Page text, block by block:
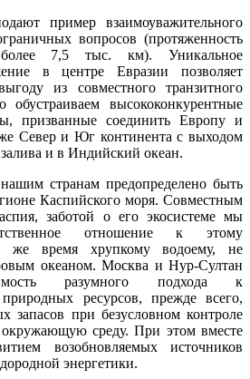
пример взаимоуважительного
вопросов (протяженность
7,5 тыс. км). Уникальное
в центре Евразии позволяет
из совместного транзитного
обустраиваем высококонкурентные
призванные соединить Европу и
Север и Юг континента с выходом
и в Индийский океан.
странам предопределено быть
Каспийского моря. Совместным
заботой о его экосистеме мы
отношение к этому
время хрупкому водоему, не
океаном. Москва и Нур-Султан
разумного подхода к
ресурсов, прежде всего,
запасов при безусловном контроле
окружающую среду. При этом вместе
возобновляемых источников
энергетики.